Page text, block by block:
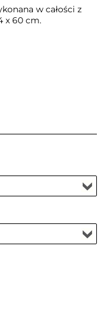
w całości z
x 60 cm.